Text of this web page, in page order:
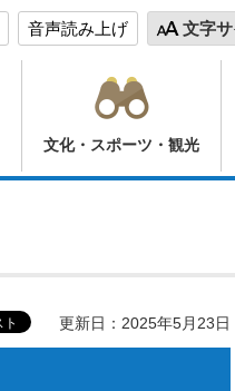
音声読み上げ 文字
文化・スポーツ・観光
更新日：2025年5月23日